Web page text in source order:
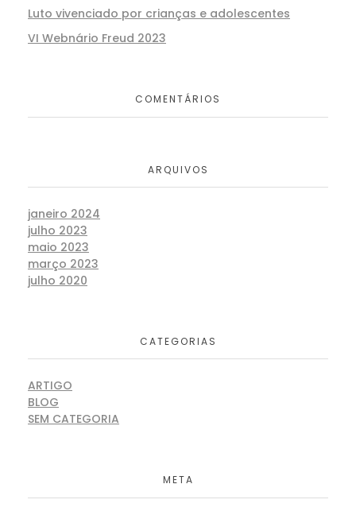
Luto vivenciado por crianças e adolescentes
VI Webnário Freud 2023
COMENTÁRIOS
ARQUIVOS
janeiro 2024
julho 2023
maio 2023
março 2023
julho 2020
CATEGORIAS
ARTIGO
BLOG
SEM CATEGORIA
META